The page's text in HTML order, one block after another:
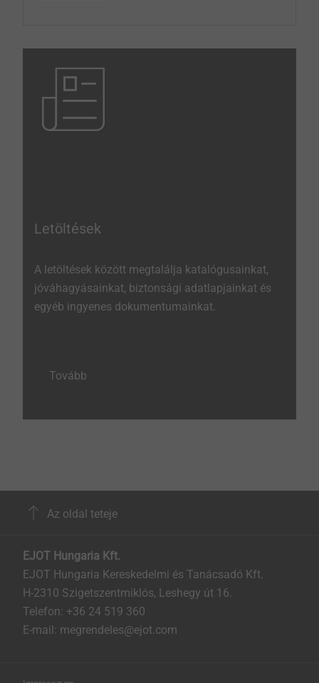
Letöltések
A letöltések között megtalálja katalógusainkat,
jóváhagyásainkat, biztonsági adatlapjainkat és
egyéb ingyenes dokumentumainkat.
Tovább
Az oldal teteje
EJOT Hungaria Kft.
EJOT Hungaria Kereskedelmi és Tanácsadó Kft.
H-2310 Szigetszentmiklós, Leshegy út 16.
Telefon: +36 24 519 360
E-mail: megrendeles@ejot.com